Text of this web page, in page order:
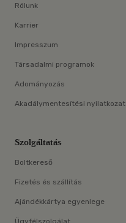
Rólunk
Karrier
Impresszum
Társadalmi programok
Adományozás
Akadálymentesítési nyilatkozat
Szolgáltatás
Boltkereső
Fizetés és szállítás
Ajándékkártya egyenlege